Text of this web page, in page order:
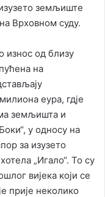
земљиште
Врховном суду.
износ од близу
на
еура, гдје
земљишта и
у односу на
за изузето
„Игало“. То су
вијека који се
прије неколико